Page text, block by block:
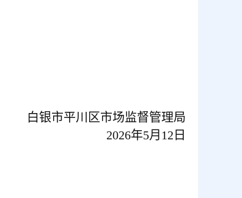
白银市平川区市场监督管理局
2026年5月12日